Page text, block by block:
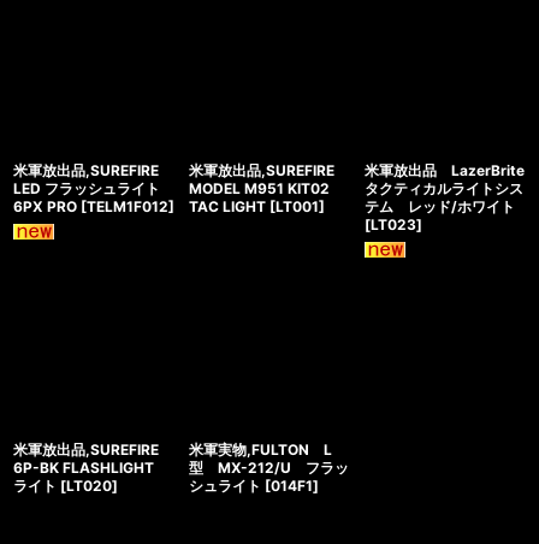
米軍放出品,SUREFIRE
LED フラッシュライト
6PX PRO [TELM1F012]
米軍放出品,SUREFIRE
MODEL M951 KIT02
TAC LIGHT [LT001]
米軍放出品 LazerBrite
タクティカルライトシス
テム レッド/ホワイト
[LT023]
米軍放出品,SUREFIRE
6P-BK FLASHLIGHT
ライト [LT020]
米軍実物,FULTON L
型 MX-212/U フラッ
シュライト [014F1]